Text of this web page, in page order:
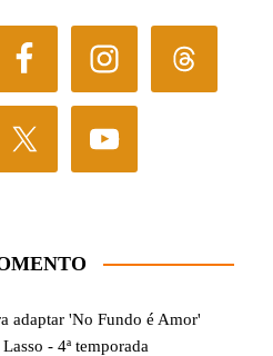
adaptar 'No Fundo é Amor'
- 4ª temporada